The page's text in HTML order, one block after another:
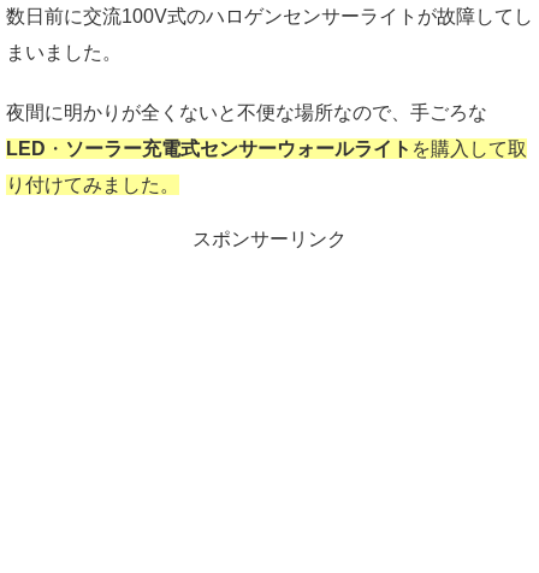
数日前に交流100V式のハロゲンセンサーライトが故障してし
まいました。
夜間に明かりが全くないと不便な場所なので、手ごろな
LED ・ ソーラー充電式センサーウォールライト を購入して取
り付けてみました。
スポンサーリンク